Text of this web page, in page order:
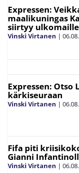
Expressen:
maalikuningas
siirtyy ulkomaille
Vinski Virtanen |
Expressen: Otso
kärkiseuraan
Vinski Virtanen |
Fifa piti
Gianni
Vinski Virtanen |